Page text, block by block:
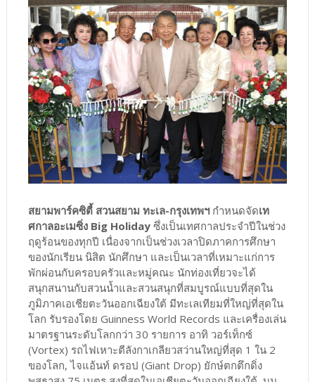
สยามพาร์คซิตี้ สวนสยาม ทะเล-กรุงเทพฯกำหนดจัดเท
ศกาลอะเมซิ่ง Big Holidayซึ่งเป็นเทศกาลประจำปีในช่วง
ฤดูร้อนของทุกปี เนื่องจากเป็นช่วงเวลาปิดภาคการศึกษา
ของนักเรียน นิสิต นักศึกษา และเป็นเวลาที่เหมาะแก่การ
พักผ่อนกับครอบครัวและหมู่คณะ นักท่องเที่ยวจะได้
สนุกสนานกับสวนน้ำและสวนสนุกที่สมบูรณ์แบบที่สุดใน
ภูมิภาคเอเชียตะวันออกเฉียงใต้ มีทะเลเทียมที่ใหญ่ที่สุดใน
โลก รับรองโดย Guinness World Records และเครื่องเล่น
มาตรฐานระดับโลกกว่า 30 รายการ อาทิ วอร์เท็กซ์
(Vortex) รถไฟเหาะตีลังกาเกลียวสว่านใหญ่ที่สุด 1 ใน 2
ของโลก, ไจแอ้นท์ ดรอป (Giant Drop) ยักษ์ตกตึกดิ่ง